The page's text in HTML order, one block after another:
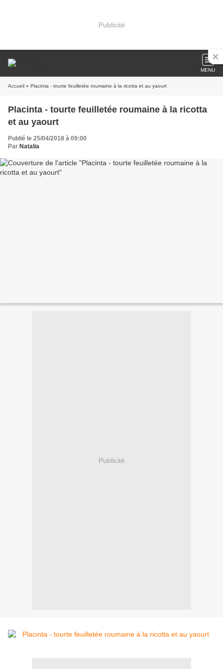
Publicité
MENU
Accueil » Placinta - tourte feuilletée roumaine à la ricotta et au yaourt
Placinta - tourte feuilletée roumaine à la ricotta
et au yaourt
Publié le 25/04/2018 à 09:00
Par Natalia
Publicité